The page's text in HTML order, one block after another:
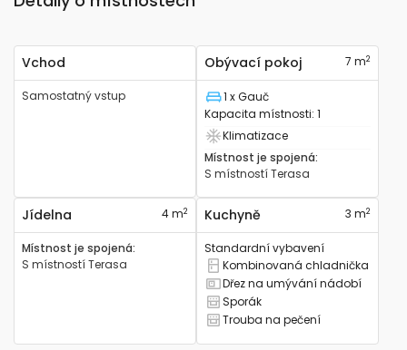
Vchod
Samostatný vstup
Obývací pokoj 7 m2
Lůžko1 x Gauč
Kapacita místnosti: 1
Má klimatizaci
Klimatizace
Místnost je spojená:
S místnostíTerasa
Jídelna 4 m2
Místnost je spojená:
S místnostíTerasa
Kuchyně 3 m2
Standardní vybavení
Má kombinovanou lednici
Kombinovaná chladnička
Má kuchyňský dřez
Dřez na umývání nádobí
Má sporák
Sporák
Má troubu na pečení
Trouba na pečení